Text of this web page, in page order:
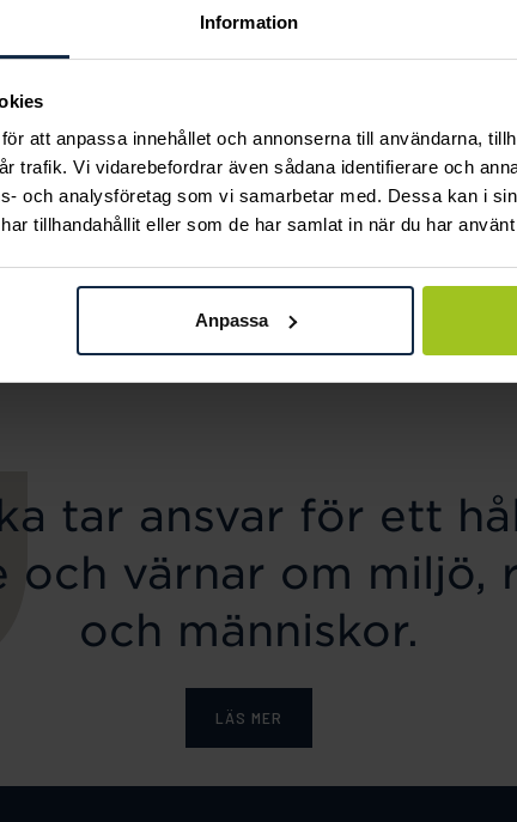
Information
att anpassa innehållet och annonserna till användarna,
trafik. Vi vidarebefordrar även sådana identifierare och
och analysföretag som vi samarbetar med. Dessa kan i
tillhandahållit eller som de har samlat in när du har
Anpassa
Mockberg
Ellie Gold Necklace
Mockberg
Butterfly Gold Hoops
Pris
599 kr
tar ansvar för ett
och värnar om miljö,
och människor.
LÄS MER